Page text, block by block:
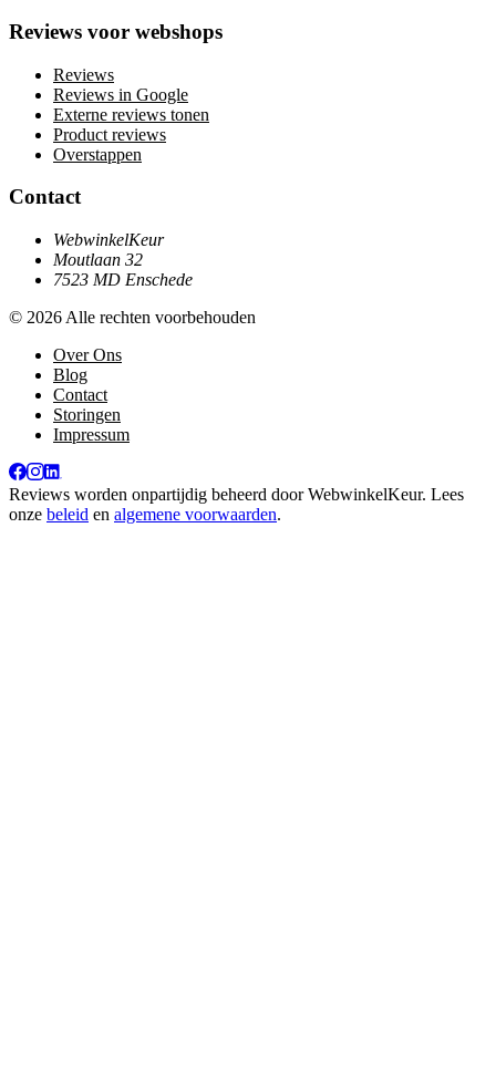
Reviews voor webshops
Reviews
Reviews in Google
Externe reviews tonen
Product reviews
Overstappen
Contact
WebwinkelKeur
Moutlaan 32
7523 MD Enschede
© 2026 Alle rechten voorbehouden
Over Ons
Blog
Contact
Storingen
Impressum
Reviews worden onpartijdig beheerd doorWebwinkelKeur. Lees
onze beleid en algemene voorwaarden.